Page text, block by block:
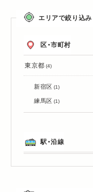
エリアで絞り込み
区・市町村
東京都 (4)
新宿区 (1)
練馬区 (1)
駅・沿線